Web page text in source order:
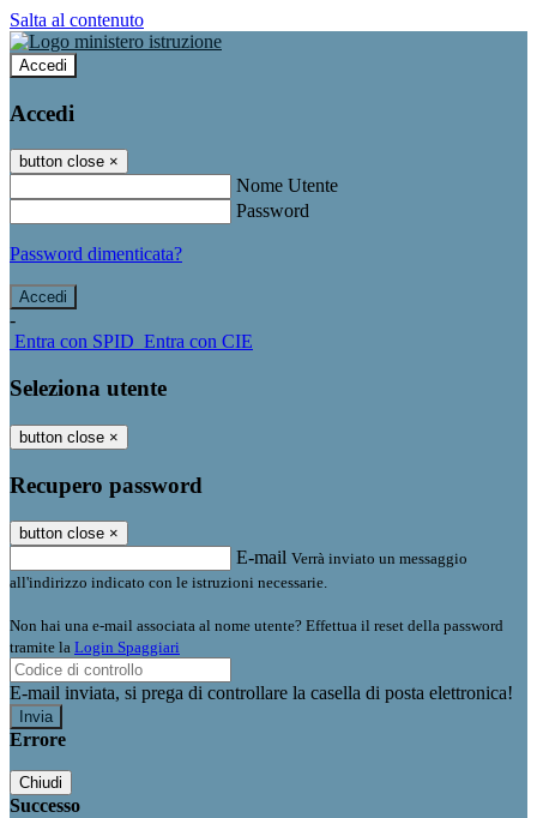
Salta al contenuto
Accedi
Accedi
button close ×
Nome Utente
Password
Password dimenticata?
-
Entra con SPID Entra con CIE
Seleziona utente
button close ×
Recupero password
button close ×
E-mail Verrà inviato un messaggio
all'indirizzo indicato con le istruzioni necessarie.
Non hai una e-mail associata al nome utente? Effettua il reset della password
tramite la Login Spaggiari
E-mail inviata, si prega di controllare la casella di posta elettronica!
Errore
Chiudi
Successo